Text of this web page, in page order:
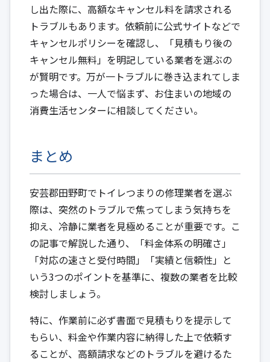
し出た際に、高額なキャンセル料を請求される
トラブルもあります。依頼前に公式サイトなどで
キャンセルポリシーを確認し、「見積もり後の
キャンセル無料」を明記している業者を選ぶの
が賢明です。万が一トラブルに巻き込まれてしま
った場合は、一人で悩まず、お住まいの地域の
消費生活センターに相談してください。
まとめ
安芸郡田野町でトイレつまりの修理業者を選ぶ
際は、突然のトラブルで焦ってしまう気持ちを
抑え、冷静に業者を見極めることが重要です。こ
の記事で解説した通り、「料金体系の明確さ」
「対応の速さと受付時間」「実績と信頼性」と
いう3つのポイントを基準に、複数の業者を比較
検討しましょう。
特に、作業前に必ず書面で見積もりを提示して
もらい、料金や作業内容に納得した上で依頼す
ることが、高額請求などのトラブルを避けるた